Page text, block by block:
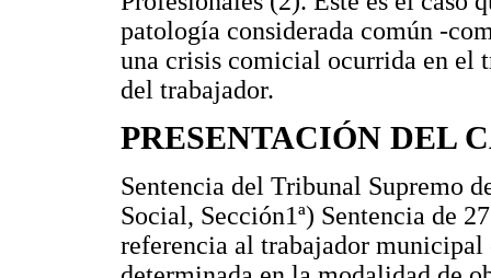
patología considerada común -
una crisis comicial ocurrida en el
del trabajador.
PRESENTACIÓN DEL
Sentencia del Tribunal Supremo
Social, Sección1ª) Sentencia de
referencia al trabajador